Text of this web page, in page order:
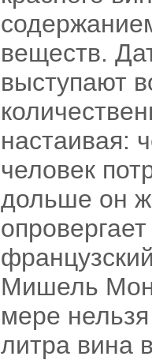
веществ.
выступают
настаивая:
человек
дольше он
Мишель
мере
литра вина